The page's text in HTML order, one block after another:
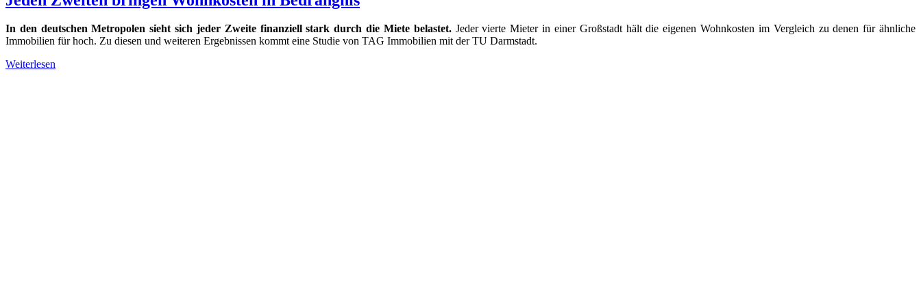
In den deutschen Metropolen sieht sich jeder Zweite finanziell stark durch die Miete belastet.Jeder vierte Mieter in einer Großstadt hält die eigenen Wohnkosten im Vergleich zu denen für ähnliche
Immobilien für hoch. Zu diesen und weiteren Ergebnissen kommt eine Studie von TAG Immobilien mit der TU Darmstadt.
Weiterlesen